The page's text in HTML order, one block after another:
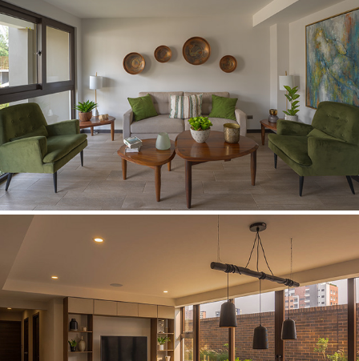
ALBARELA CONDOMINIO
BIKO APARTAMENTOS